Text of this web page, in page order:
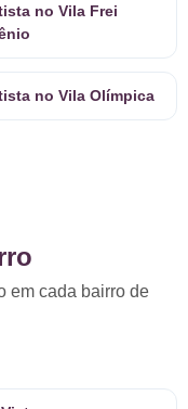
no Vila Frei
no Vila Olímpica
em cada bairro de